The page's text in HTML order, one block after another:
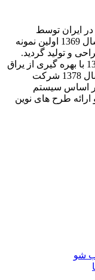
در ایران توسط
مدیریت شرکت کم جا چوب ارائه شد و در سال 1369 اولین نمونه
و تولید گردید.
تولید تخت تاشو از سال 1374 آغاز و سال 1375 با بهره گیری از یراق
آلات و جک های تولید داخل ادامه یافت. در سال 1378 شرکت
اساس سیستم
طرح های نوین
شو